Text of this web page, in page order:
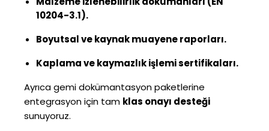
10204-3.1).
Boyutsal ve kaynak muayene raporları.
Kaplama ve kaymazlık işlemi sertifikaları.
Ayrıca gemi dokümantasyon paketlerine
entegrasyon için tam klas onayı desteği
sunuyoruz.